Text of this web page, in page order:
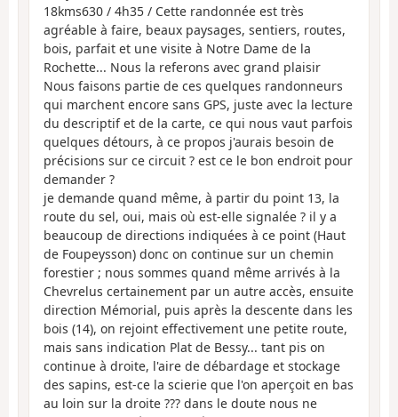
18kms630 / 4h35 / Cette randonnée est très
agréable à faire, beaux paysages, sentiers, routes,
bois, parfait et une visite à Notre Dame de la
Rochette... Nous la referons avec grand plaisir
Nous faisons partie de ces quelques randonneurs
qui marchent encore sans GPS, juste avec la lecture
du descriptif et de la carte, ce qui nous vaut parfois
quelques détours, à ce propos j'aurais besoin de
précisions sur ce circuit ? est ce le bon endroit pour
demander ?
je demande quand même, à partir du point 13, la
route du sel, oui, mais où est-elle signalée ? il y a
beaucoup de directions indiquées à ce point (Haut
de Foupeysson) donc on continue sur un chemin
forestier ; nous sommes quand même arrivés à la
Chevrelus certainement par un autre accès, ensuite
direction Mémorial, puis après la descente dans les
bois (14), on rejoint effectivement une petite route,
mais sans indication Plat de Bessy... tant pis on
continue à droite, l'aire de débardage et stockage
des sapins, est-ce la scierie que l'on aperçoit en bas
au loin sur la droite ??? dans le doute nous ne